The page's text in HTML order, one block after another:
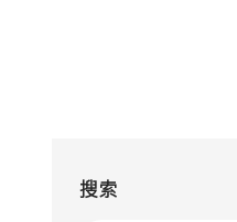
搜索
您的需求: